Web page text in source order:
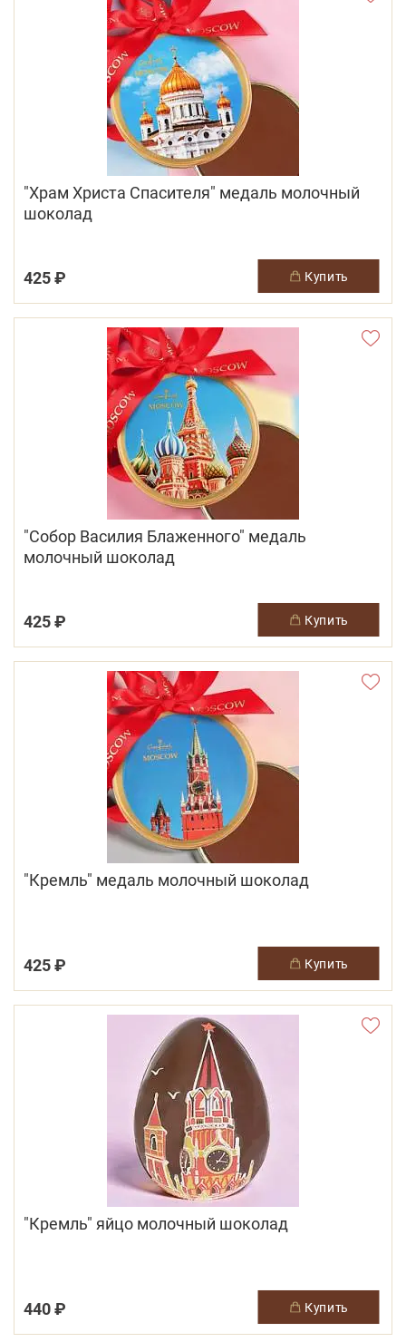
"Храм Христа Спасителя" медаль молочный
шоколад
425 ₽ купить
"Собор Василия Блаженного" медаль
молочный шоколад
425 ₽ купить
"Кремль" медаль молочный шоколад
425 ₽ купить
"Кремль" яйцо молочный шоколад
440 ₽ купить